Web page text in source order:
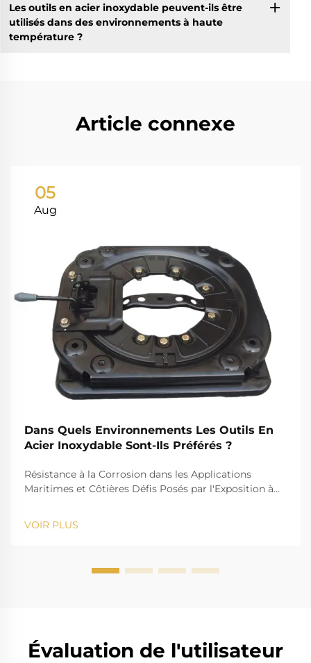
Les outils en acier inoxydable peuvent-ils être
utilisés dans des environnements à haute
température ?
Article connexe
05
Aug
Dans Quels Environnements Les Outils En
Acier Inoxydable Sont-Ils Préférés ?
Résistance à la Corrosion dans les Applications
Maritimes et Côtières Défis Posés par l'Exposition à
pour son action corrosive sur les instruments
VOIR PLUS
Évaluation de l'utilisateur